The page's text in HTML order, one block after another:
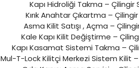
Kapı Hidroliği Takma – Çilingir
Kırık Anahtar Çıkartma –
Asma Kilit Satışı , Açma –
Kale Kapı Kilit Değiştirme –
Kapı Kasamat Sistemi Takma –
Mul-T-Lock Kilitçi Merkezi Sistem Kilit